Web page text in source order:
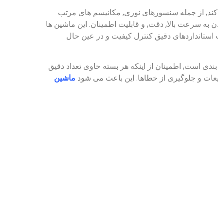
از جمله سنسورهای نوری, مکانیسم های مرتب
سرعت بالا, دقت, و قابلیت اطمینان. این ماشین ها
استانداردهای دقیق کنترل کیفیت و در عین حال
اطمینان از اینکه هر بسته حاوی تعداد دقیق
و جلوگیری از خطاها. این باعث می شود ماشین